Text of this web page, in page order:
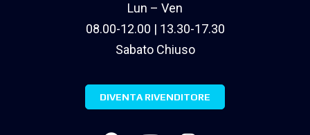
Lun – Ven
08.00-12.00 | 13.30-17.30
Sabato Chiuso
DIVENTA RIVENDITORE